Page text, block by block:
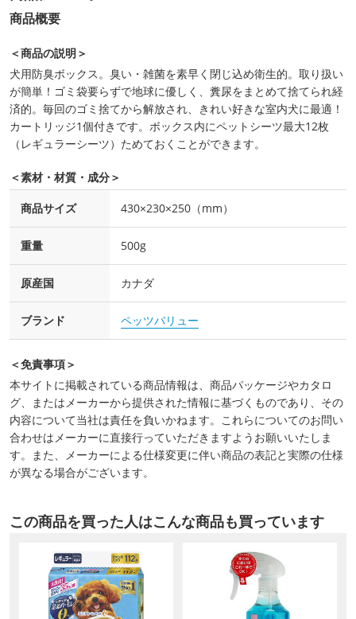
商品概要
＜商品の説明＞
犬用防臭ボックス。臭い・雑菌を素早く閉じ込め衛生的。取り扱い
が簡単！ゴミ袋要らずで地球に優しく、糞尿をまとめて捨てられ経
済的。毎回のゴミ捨てから解放され、きれい好きな室内犬に最適！
カートリッジ1個付きです。ボックス内にペットシーツ最大12枚
（レギュラーシーツ）ためておくことができます。
＜素材・材質・成分＞
商品サイズ 430×230×250（mm）
重量 500g
原産国 カナダ
ブランド ペッツバリュー
＜免責事項＞
本サイトに掲載されている商品情報は、商品パッケージやカタロ
グ、またはメーカーから提供された情報に基づくものであり、その
内容について当社は責任を負いかねます。これらについてのお問い
合わせはメーカーに直接行っていただきますようお願いいたしま
す。また、メーカーによる仕様変更に伴い商品の表記と実際の仕様
が異なる場合がございます。
この商品を買った人はこんな商品も買っています